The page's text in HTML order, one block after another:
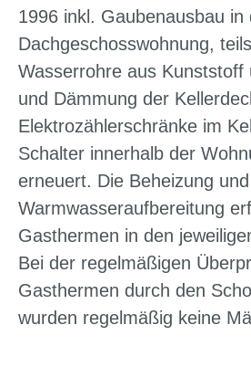
1996 inkl. Gaubenausbau in
Dachgeschosswohnung,
Wasserrohre aus Kunststoff
und Dämmung der
Elektrozählerschränke im
Schalter innerhalb der
erneuert. Die Beheizung und
Warmwasseraufbereitung
Gasthermen in den
Bei der regelmäßigen
Gasthermen durch den
wurden regelmäßig keine